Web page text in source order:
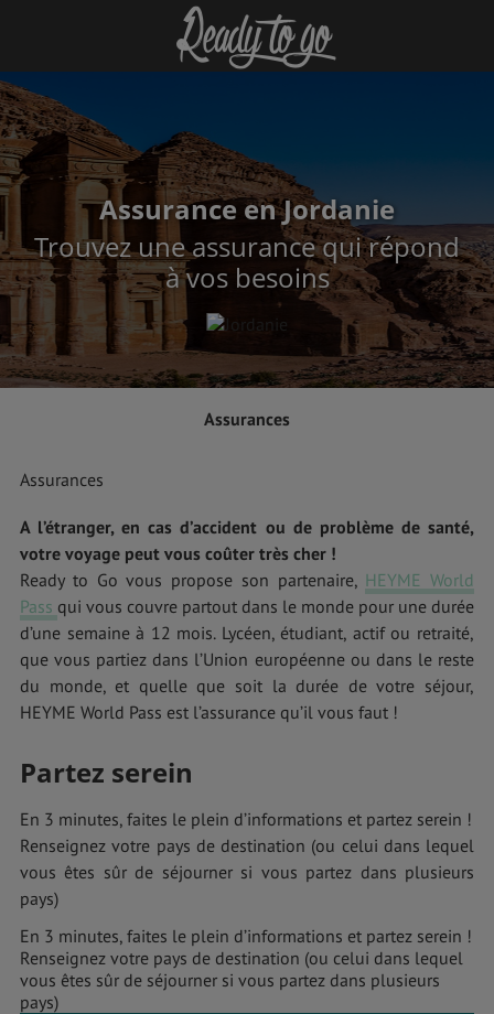
Assurance en Jordanie
Trouvez une assurance qui répond
à vos besoins
Assurances
Assurances
A l’étranger, en cas d’accident ou de problème de santé,
votre voyage peut vous coûter très cher !
Ready to Go vous propose son partenaire, HEYME World
Pass qui vous couvre partout dans le monde pour une durée
d’une semaine à 12 mois. Lycéen, étudiant, actif ou retraité,
que vous partiez dans l’Union européenne ou dans le reste
du monde, et quelle que soit la durée de votre séjour,
HEYME World Pass est l’assurance qu’il vous faut !
Partez serein
En 3 minutes, faites le plein d’informations et partez serein !
Renseignez votre pays de destination (ou celui dans lequel
vous êtes sûr de séjourner si vous partez dans plusieurs
pays)
En 3 minutes, faites le plein d’informations et partez serein !
Renseignez votre pays de destination (ou celui dans lequel
vous êtes sûr de séjourner si vous partez dans plusieurs
pays)